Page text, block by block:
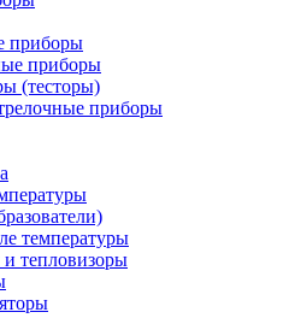
приборы
приборы
(тесторы)
приборы
температуры
тепловизоры